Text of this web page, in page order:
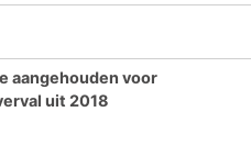
aangehouden voor
uit 2018